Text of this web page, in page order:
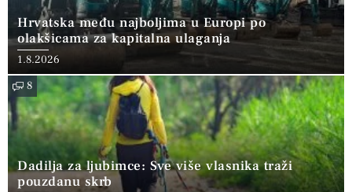
Hrvatska među najboljima u Europi po
olakšicama za kapitalna ulaganja
1.8.2026
8
Dadilja za ljubimce: Sve više vlasnika traži
pouzdanu skrb